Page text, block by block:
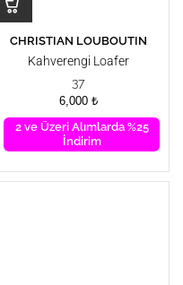
CHRISTIAN LOUBOUTIN
Kahverengi Loafer
37
6,000 ₺
2 ve Üzeri Alımlarda %25
İndirim